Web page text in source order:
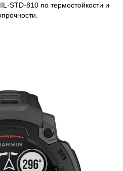
STD-810 по термостойкости и